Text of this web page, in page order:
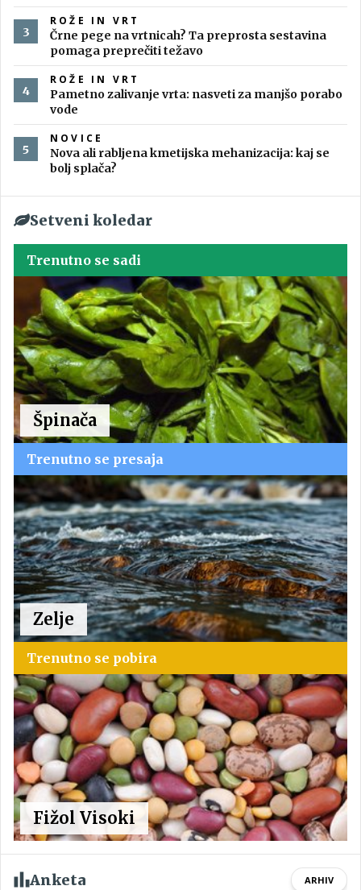
ROŽE IN VRT
Črne pege na vrtnicah? Ta preprosta sestavina
pomaga preprečiti težavo
ROŽE IN VRT
Pametno zalivanje vrta: nasveti za manjšo porabo
vode
NOVICE
Nova ali rabljena kmetijska mehanizacija: kaj se
bolj splača?
Setveni koledar
Trenutno se sadi
Špinača
Trenutno se presaja
Zelje
Trenutno se pobira
Fižol Visoki
Anketa ARHIV